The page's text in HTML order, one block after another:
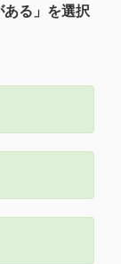
ある」を選択